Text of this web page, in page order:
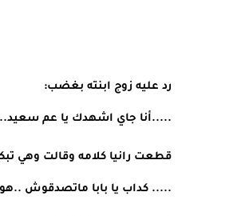
رد عليه زوج ابنته بغضب:
.....أنا جاي اشهدك يا عم سعيد...
قطعت رانيا كلامه وقالت وهي
..... كداب يا بابا ماتصدقوش ..هو